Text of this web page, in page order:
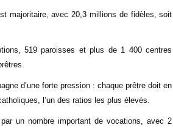
majoritaire, avec 20,3 millions de fidèles, soit
519 paroisses et plus de 1 400 centres
d’une forte pression : chaque prêtre doit en
l’un des ratios les plus élevés.
un nombre important de vocations, avec 2